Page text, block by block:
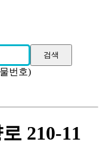
번호)
210-11